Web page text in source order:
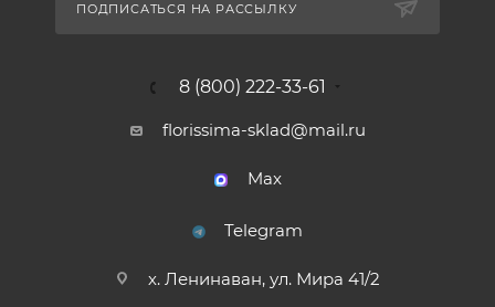
ПОДПИСАТЬСЯ НА РАССЫЛКУ
8 (800) 222-33-61
florissima-sklad@mail.ru
Max
Telegram
х. Ленинаван, ул. Мира 41/2